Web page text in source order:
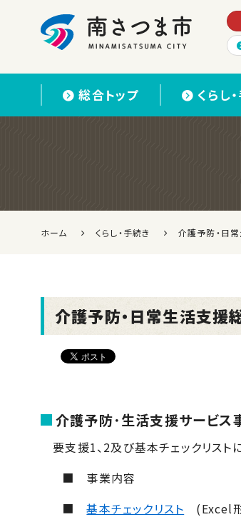
総合トップ くらし
ホーム くらし・手続き 介護予防・日
介護予防・日常生活支援
介護予防･生活支援サービス
要支援1、2及び基本チェックリスト
■ 事業内容
■基本チェックリスト (Excel